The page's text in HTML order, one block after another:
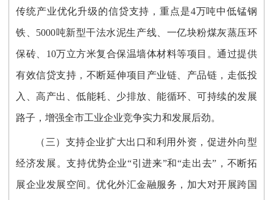
传统产业优化升级的信贷支持，重点是4万吨中低锰钢
铁、5000吨新型干法水泥生产线、一亿块粉煤灰蒸压环
保砖、10万立方米复合保温墙体材料等项目。通过提供
有效信贷支持，不断延伸项目产业链、产品链，走低投
入、高产出、低能耗、少排放、能循环、可持续的发展
路子，增强全市工业企业竞争实力和发展后劲。
（三）支持企业扩大出口和利用外资，促进外向型
经济发展。支持优势企业“引进来”和“走出去”，不断拓
展企业发展空间。优化外汇金融服务，加大对开展跨国